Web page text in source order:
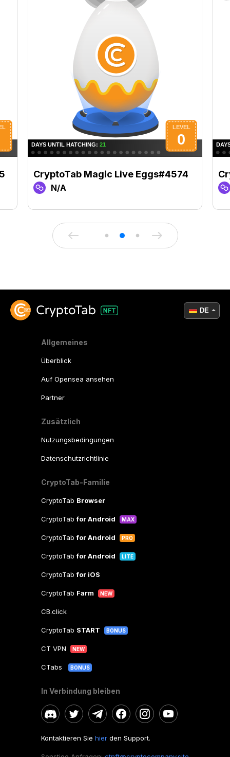
CryptoTab Magic Live Eggs#4574
N/A
Allgemeines
Überblick
Auf Opensea ansehen
Partner
Zusätzlich
Nutzungsbedingungen
Datenschutzrichtlinie
CryptoTab-Familie
CryptoTab Browser
CryptoTabfor Android MAX
CryptoTabfor Android PRO
CryptoTabfor Android LITE
CryptoTabfor iOS
CryptoTab Farm NEW
CB.click
CryptoTab START BONUS
CT VPN NEW
CTabs BONUS
In Verbindung bleiben
Kontaktieren Sie hier den Support.
DE